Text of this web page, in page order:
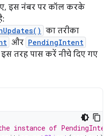
इस नंबर पर कॉल करके
का तरीका
और PendingIntent
तरह पास करें नीचे दिए गए
instance of